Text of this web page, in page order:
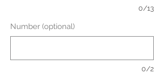
0/13
Number (optional)
0/2